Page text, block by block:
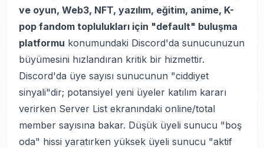
ve oyun, Web3, NFT, yazılım, eğitim, anime, K-
pop fandom toplulukları için "default" buluşma
platformu konumundaki Discord'da sunucunuzun
büyümesini hızlandıran kritik bir hizmettir.
Discord'da üye sayısı sunucunun "ciddiyet
sinyali"dir; potansiyel yeni üyeler katılım kararı
verirken Server List ekranındaki online/total
member sayısına bakar. Düşük üyeli sunucu "boş
oda" hissi yaratırken yüksek üyeli sunucu "aktif